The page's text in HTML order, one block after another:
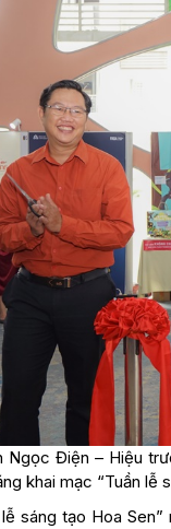
Ngọc Điện – Hiệu
khai mạc “Tuần lễ
sáng tạo Hoa